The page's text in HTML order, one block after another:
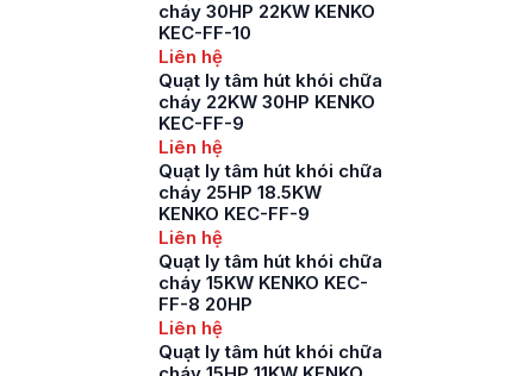
cháy 30HP 22KW KENKO
KEC-FF-10
Liên hệ
Quạt ly tâm hút khói chữa
cháy 22KW 30HP KENKO
KEC-FF-9
Liên hệ
Quạt ly tâm hút khói chữa
cháy 25HP 18.5KW
KENKO KEC-FF-9
Liên hệ
Quạt ly tâm hút khói chữa
cháy 15KW KENKO KEC-
FF-8 20HP
Liên hệ
Quạt ly tâm hút khói chữa